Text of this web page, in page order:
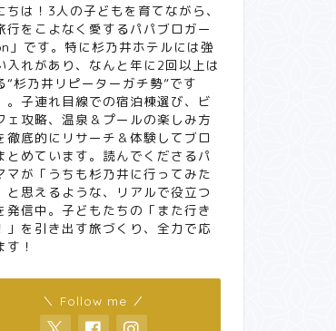
ちは！3人の子どもを育てながら、
行をこよなく愛するパパブロガー
」です。特に杉乃井ホテルには強
入れがあり、なんと年に2回以上は
“杉乃井リピーターガチ勢”です
。子連れ目線での宿泊棟選び、ビ
ェ攻略、温泉＆プールの楽しみ方
徹底的にリサーチ＆体験してブロ
とめています。読んでくださるパ
マが「うちも杉乃井に行ってみた
と思えるような、リアルで役立つ
発信中。子どもたちの「また行き
」を引き出す旅づくり、全力で応
す！
＼ Follow me ／